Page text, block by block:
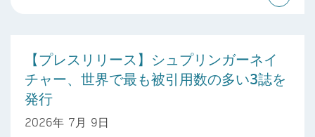
【プレスリリース】シュプリンガーネイ
チャー、世界で最も被引用数の多い3誌を
発行
2026年 7月 9日